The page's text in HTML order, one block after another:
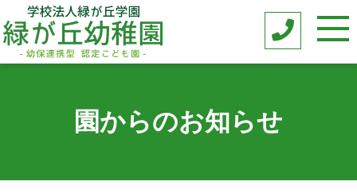
園からのお知らせ